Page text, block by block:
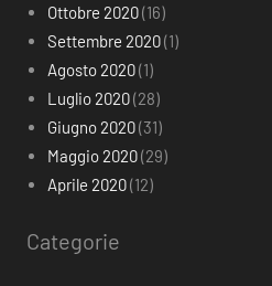
Ottobre 2020(16)
Settembre 2020(1)
Agosto 2020(1)
Luglio 2020(28)
Giugno 2020(31)
Maggio 2020(29)
Aprile 2020(12)
Categorie